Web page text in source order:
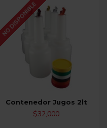
NO DISPONIBLE
Contenedor Jugos 2lt
$32,000